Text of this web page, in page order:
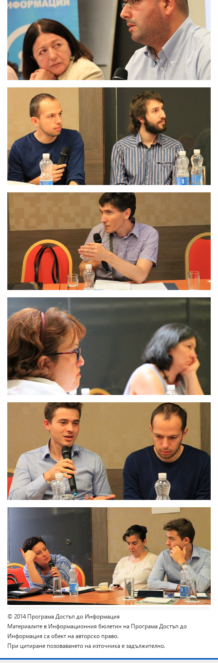
© 2014 Програма Достъп до Информация
Материалите в Информационния бюлетин на Програма Достъп до
Информация са обект на авторско право.
При цитиране позоваването на източника е задължително.